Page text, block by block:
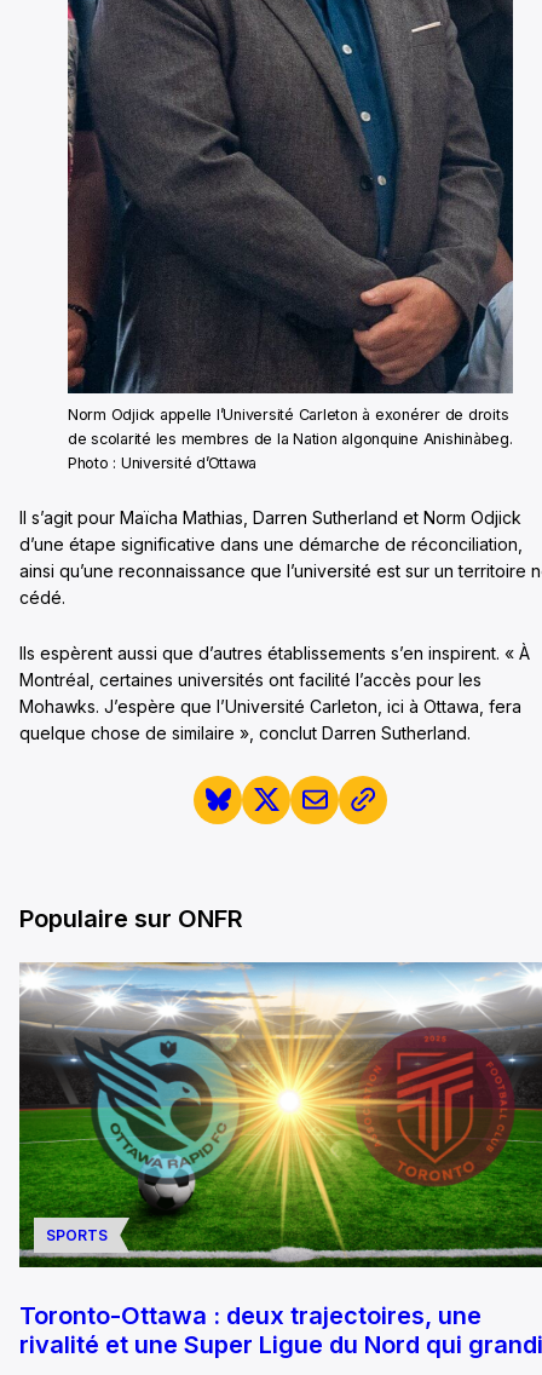
Norm Odjick appelle l’Université Carleton à exonérer de droits
de scolarité les membres de la Nation algonquine Anishinàbeg.
Photo : Université d’Ottawa
Il s’agit pour Maïcha Mathias, Darren Sutherland et Norm Odjick
d’une étape significative dans une démarche de réconciliation,
ainsi qu’une reconnaissance que l’université est sur un territoire
cédé.
Ils espèrent aussi que d’autres établissements s’en inspirent. « À
Montréal, certaines universités ont facilité l’accès pour les
Mohawks. J’espère que l’Université Carleton, ici à Ottawa, fera
quelque chose de similaire », conclut Darren Sutherland.
Populaire sur ONFR
SPORTS
Toronto-Ottawa : deux trajectoires, une
rivalité et une Super Ligue du Nord qui